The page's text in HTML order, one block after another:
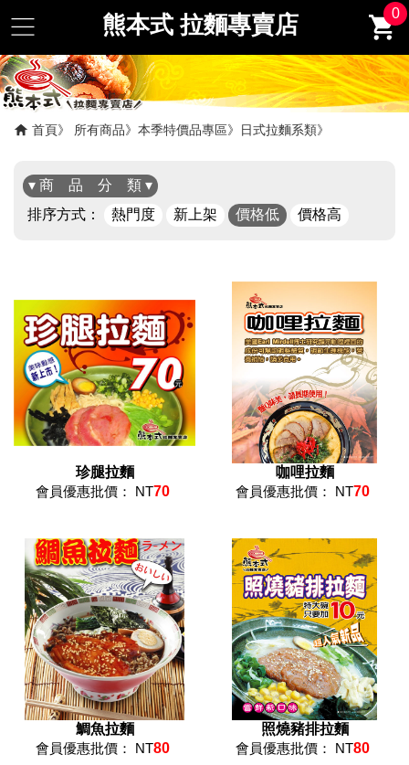
熊本式 拉麵專賣店 0
首頁 所有商品 本季特價品專區 日式拉麵系類
▾ 商 品 分 類 ▾
排序方式：
熱門度 新上架 價格低 價格高
珍腿拉麵
會員優惠批價： NT70
咖哩拉麵
會員優惠批價： NT70
鯛魚拉麵
會員優惠批價： NT80
照燒豬排拉麵
會員優惠批價： NT80